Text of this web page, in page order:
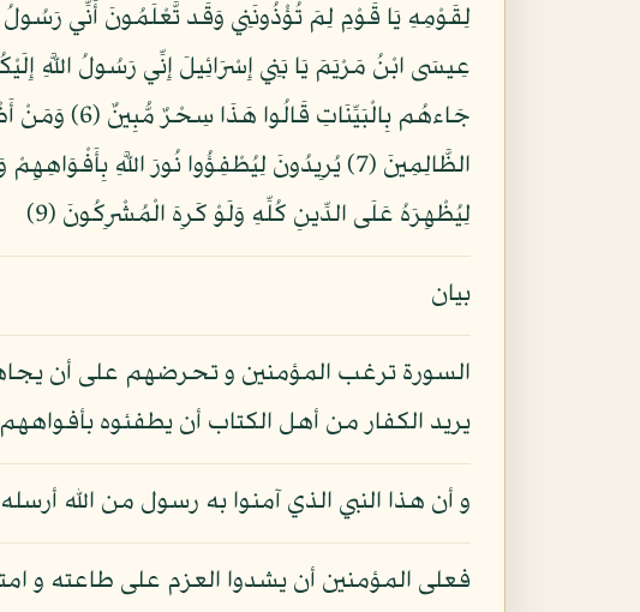
عِيسَى ابْنُ مَرْيَمَ يَا بَنِي إِسْرَائِيلَ إِنِّي رَسُولُ اللَّهِ
جَاءهُم
لِيُظْهِرَهُ عَلَى الدِّينِ كُلِّهِ وَلَوْ كَرِهَ الْمُشْرِكُونَ (9)
بيان
السورة ترغب المؤمنين و تحرضهم على أن
يريد الكفار من أهل الكتاب أن يطفئوه
و أن هذا النبي الذي آمنوا به رسول من الله
فعلى المؤمنين أن يشدوا العزم على طاعته و